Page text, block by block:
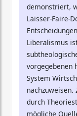
demonstriert,
Laisser-Faire-
Liberalismus
vorgegebenen
System
durch
mögliche